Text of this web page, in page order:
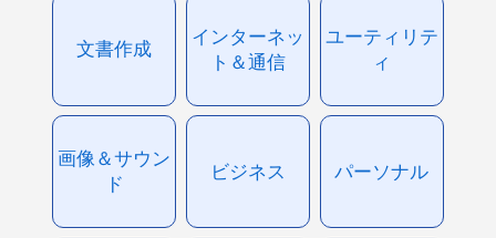
文書作成
インターネッ
ト＆通信
ユーティリテ
ィ
画像＆サウン
ド
ビジネス パーソナル